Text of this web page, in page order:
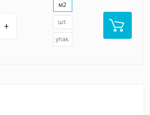
+
м2
шт.
упак.